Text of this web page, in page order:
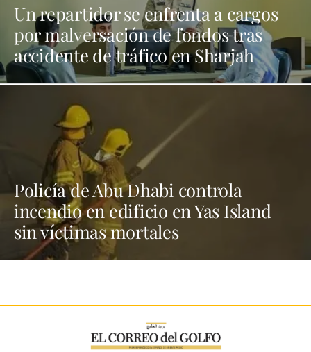
Un repartidor se enfrenta a cargos
por malversación de fondos tras
accidente de tráfico en Sharjah
Policía de Abu Dhabi controla
incendio en edificio en Yas Island
sin víctimas mortales